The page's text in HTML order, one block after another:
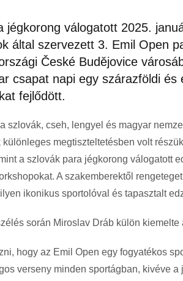
jégkorong válogatott 2025.
által szervezett 3. Emil Open
České Budějovice
csapat napi egy szárazföldi és
fejlődött.
szlovák, cseh, lengyel és magyar
megtiszteltetésben volt
a szlovák para jégkorong válogatott
A szakemberektől
ikonikus sportolóval és tapasztalt
során Miroslav Dráb külön
hogy az Emil Open egy fogyatékos
verseny minden sportágban, kivéve